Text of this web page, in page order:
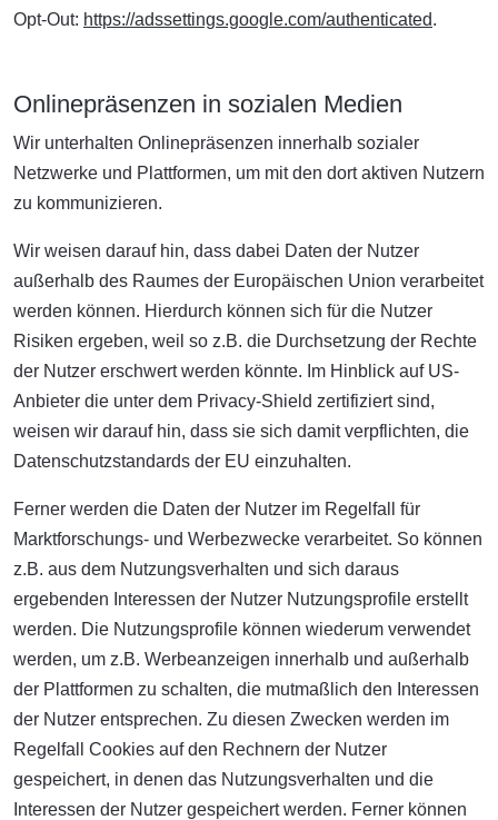
Opt-Out: https://adssettings.google.com/authenticated.
Onlinepräsenzen in sozialen Medien
Wir unterhalten Onlinepräsenzen innerhalb sozialer
Netzwerke und Plattformen, um mit den dort aktiven Nutzern
zu kommunizieren.
Wir weisen darauf hin, dass dabei Daten der Nutzer
außerhalb des Raumes der Europäischen Union verarbeitet
werden können. Hierdurch können sich für die Nutzer
Risiken ergeben, weil so z.B. die Durchsetzung der Rechte
der Nutzer erschwert werden könnte. Im Hinblick auf US-
Anbieter die unter dem Privacy-Shield zertifiziert sind,
weisen wir darauf hin, dass sie sich damit verpflichten, die
Datenschutzstandards der EU einzuhalten.
Ferner werden die Daten der Nutzer im Regelfall für
Marktforschungs- und Werbezwecke verarbeitet. So können
z.B. aus dem Nutzungsverhalten und sich daraus
ergebenden Interessen der Nutzer Nutzungsprofile erstellt
werden. Die Nutzungsprofile können wiederum verwendet
werden, um z.B. Werbeanzeigen innerhalb und außerhalb
der Plattformen zu schalten, die mutmaßlich den Interessen
der Nutzer entsprechen. Zu diesen Zwecken werden im
Regelfall Cookies auf den Rechnern der Nutzer
gespeichert, in denen das Nutzungsverhalten und die
Interessen der Nutzer gespeichert werden. Ferner können